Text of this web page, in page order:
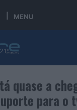
MENU
quase a
para o